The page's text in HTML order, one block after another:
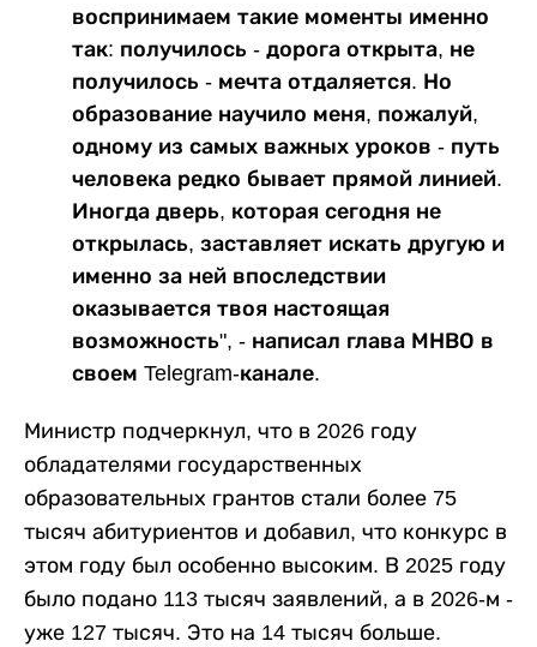
воспринимаем такие моменты именно
так: получилось - дорога открыта, не
получилось - мечта отдаляется. Но
образование научило меня, пожалуй,
одному из самых важных уроков - путь
человека редко бывает прямой линией.
Иногда дверь, которая сегодня не
открылась, заставляет искать другую и
именно за ней впоследствии
оказывается твоя настоящая
возможность", - написал глава МНВО в
своем Telegram-канале.
Министр подчеркнул, что в 2026 году
обладателями государственных
образовательных грантов стали более 75
тысяч абитуриентов и добавил, что конкурс в
этом году был особенно высоким. В 2025 году
было подано 113 тысяч заявлений, а в 2026-м -
уже 127 тысяч. Это на 14 тысяч больше.